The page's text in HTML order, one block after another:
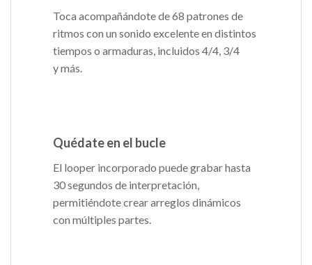
Toca acompañándote de 68 patrones de
ritmos con un sonido excelente en distintos
tiempos o armaduras, incluidos 4/4, 3/4
y más.
Quédate en el bucle
El looper incorporado puede grabar hasta
30 segundos de interpretación,
permitiéndote crear arreglos dinámicos
con múltiples partes.